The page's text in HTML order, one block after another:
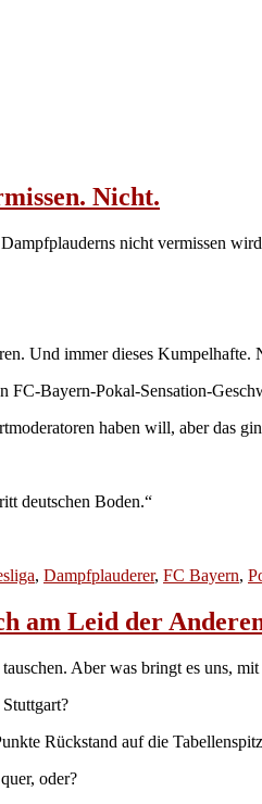
Nicht.
nicht vermissen
Und immer dieses Kumpelhafte.
FC-Bayern-Pokal-Sensation-
haben will, aber das
deutschen Boden.“
, Dampfplauderer, FC Bayern,
am Leid der
Aber was bringt es uns,
Rückstand auf die
oder?